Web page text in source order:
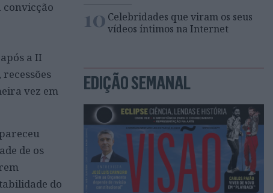
convicção
a II
vez em
de os
do
10 Celebridades que viram os seus
vídeos íntimos na Internet
EDIÇÃO SEMANAL